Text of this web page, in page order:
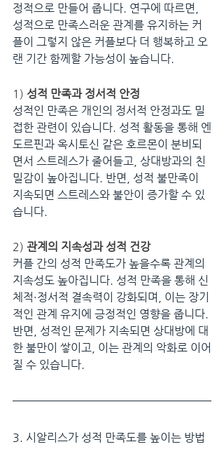
정적으로 만들어 줍니다. 연구에 따르면,
성적으로 만족스러운 관계를 유지하는 커
플이 그렇지 않은 커플보다 더 행복하고 오
랜 기간 함께할 가능성이 높습니다.
1) 성적 만족과 정서적 안정
성적인 만족은 개인의 정서적 안정과도 밀
접한 관련이 있습니다. 성적 활동을 통해 엔
도르핀과 옥시토신 같은 호르몬이 분비되
면서 스트레스가 줄어들고, 상대방과의 친
밀감이 높아집니다. 반면, 성적 불만족이
지속되면 스트레스와 불안이 증가할 수 있
습니다.
2) 관계의 지속성과 성적 건강
커플 간의 성적 만족도가 높을수록 관계의
지속성도 높아집니다. 성적 만족을 통해 신
체적·정서적 결속력이 강화되며, 이는 장기
적인 관계 유지에 긍정적인 영향을 줍니다.
반면, 성적인 문제가 지속되면 상대방에 대
한 불만이 쌓이고, 이는 관계의 악화로 이어
질 수 있습니다.
3. 시알리스가 성적 만족도를 높이는 방법